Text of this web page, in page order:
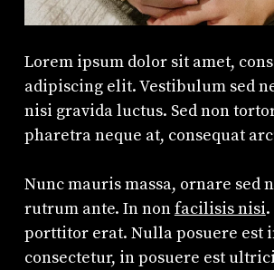
Lorem ipsum dolor sit amet,
adipiscing elit. Vestibulum sed
nisi gravida luctus. Sed non
pharetra neque at, consequat
Nunc mauris massa, ornare sed
rutrum ante. In nonfacilisis nisi
porttitor erat. Nulla posuere est
consectetur, in posuere est